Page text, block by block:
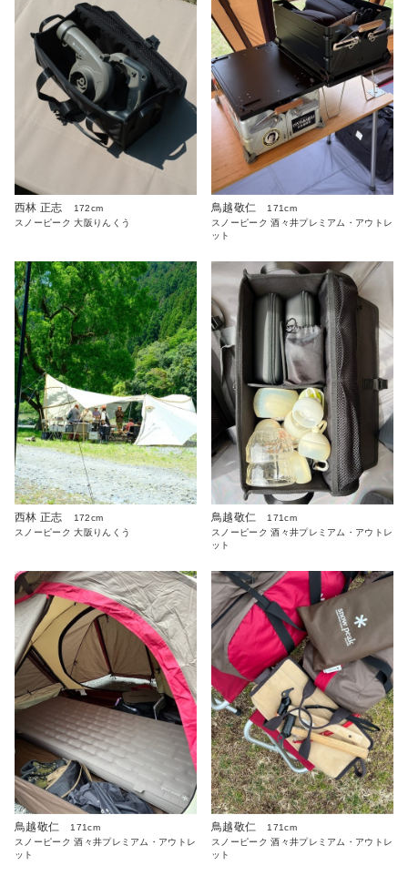
西林 正志
172cm
スノーピーク 大阪りんくう
鳥越敬仁
171cm
スノーピーク 酒々井プレミアム・アウトレ
ット
西林 正志
172cm
スノーピーク 大阪りんくう
鳥越敬仁
171cm
スノーピーク 酒々井プレミアム・アウトレ
ット
鳥越敬仁
171cm
スノーピーク 酒々井プレミアム・アウトレ
ット
鳥越敬仁
171cm
スノーピーク 酒々井プレミアム・アウトレ
ット